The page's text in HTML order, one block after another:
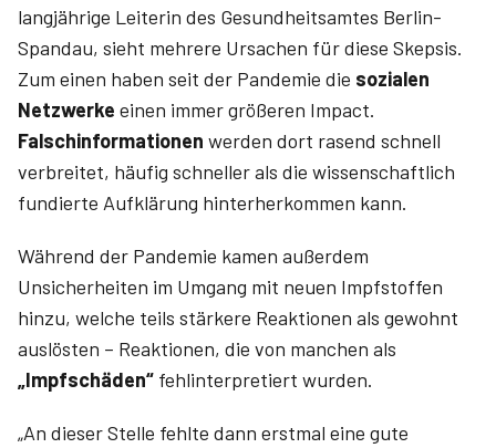
langjährige Leiterin des Gesundheitsamtes Berlin-
Spandau, sieht mehrere Ursachen für diese Skepsis.
Zum einen haben seit der Pandemie die sozialen
Netzwerke einen immer größeren Impact.
Falschinformationen werden dort rasend schnell
verbreitet, häufig schneller als die wissenschaftlich
fundierte Aufklärung hinterherkommen kann.
Während der Pandemie kamen außerdem
Unsicherheiten im Umgang mit neuen Impfstoffen
hinzu, welche teils stärkere Reaktionen als gewohnt
auslösten – Reaktionen, die von manchen als
„Impfschäden“ fehlinterpretiert wurden.
„An dieser Stelle fehlte dann erstmal eine gute